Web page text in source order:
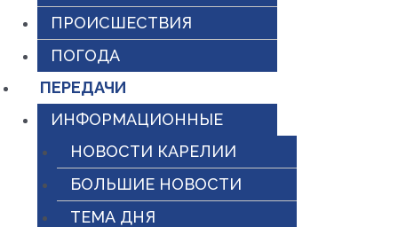
ПРОИСШЕСТВИЯ
ПОГОДА
ПЕРЕДАЧИ
ИНФОРМАЦИОННЫЕ
НОВОСТИ КАРЕЛИИ
БОЛЬШИЕ НОВОСТИ
ТЕМА ДНЯ